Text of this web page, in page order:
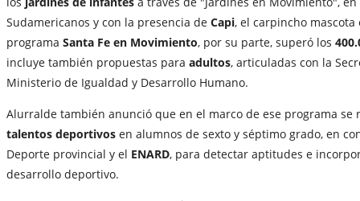
Sudamericanos y con la presencia de Capi, el carpincho mascota
programa Santa Fe en Movimiento, por su parte, superó los
incluye también propuestas para adultos, articuladas con la
Ministerio de Igualdad y Desarrollo Humano.
Alurralde también anunció que en el marco de ese programa se
talentos deportivos en alumnos de sexto y séptimo grado, en
Deporte provincial y el ENARD, para detectar aptitudes e
desarrollo deportivo.